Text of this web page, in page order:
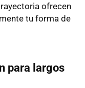
ofrecen
tu forma de
para largos